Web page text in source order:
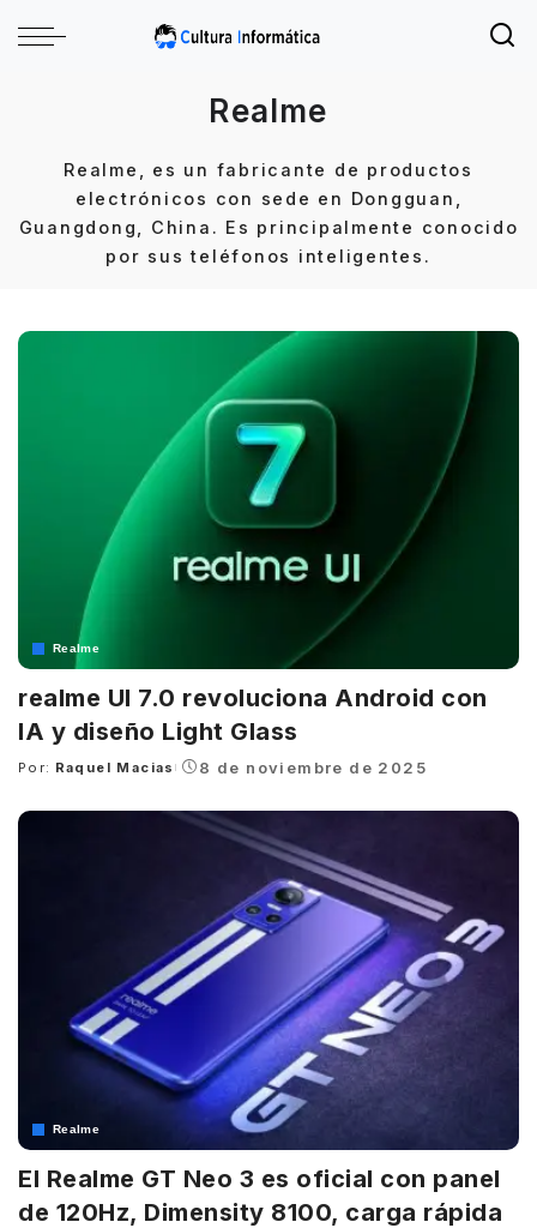
Realme
Realme, es un fabricante de productos
electrónicos con sede en Dongguan,
Guangdong, China. Es principalmente conocido
por sus teléfonos inteligentes.
Realme
realme UI 7.0 revoluciona Android con
IA y diseño Light Glass
Posted
Por: Raquel Macias 8 de noviembre de 2025
Realme
El Realme GT Neo 3 es oficial con panel
de 120Hz, Dimensity 8100, carga rápida